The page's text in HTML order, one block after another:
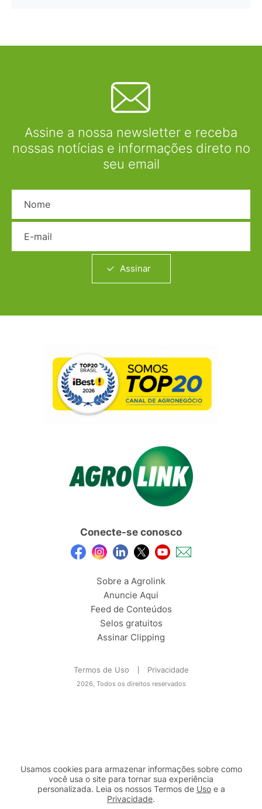
Assine a nossa newsletter e receba
nossas notícias e informações direto no
seu email
Assinar
Conecte-se conosco
Sobre a Agrolink
Anuncie Aqui
Feed de Conteúdos
Selos gratuitos
Assinar Clipping
Termos de Uso Privacidade
2026, Todos os direitos reservados
Usamos cookies para armazenar informações sobre como
você usa o site para tornar sua experiência
personalizada. Leia os nossos Termos de Usoe a
Privacidade.